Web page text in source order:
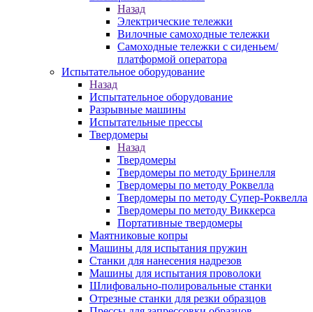
Назад
Электрические тележки
Вилочные самоходные тележки
Самоходные тележки с сиденьем/
платформой оператора
Испытательное оборудование
Назад
Испытательное оборудование
Разрывные машины
Испытательные прессы
Твердомеры
Назад
Твердомеры
Твердомеры по методу Бринелля
Твердомеры по методу Роквелла
Твердомеры по методу Супер-Роквелла
Твердомеры по методу Виккерса
Портативные твердомеры
Маятниковые копры
Машины для испытания пружин
Станки для нанесения надрезов
Машины для испытания проволоки
Шлифовально-полировальные станки
Отрезные станки для резки образцов